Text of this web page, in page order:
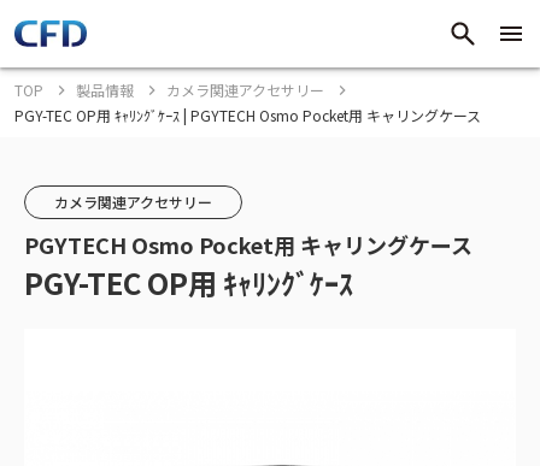
TOP 製品情報
カメラ関連アクセサリー
PGY-TEC OP用 ｷｬﾘﾝｸﾞｹｰｽ | PGYTECH Osmo Pocket用 キャリングケース
カメラ関連アクセサリー
PGYTECH Osmo Pocket用 キャリングケース
PGY-TEC OP用 ｷｬﾘﾝｸﾞｹｰｽ